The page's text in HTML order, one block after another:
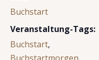
Buchstart
Veranstaltung-Tags:
Buchstart,